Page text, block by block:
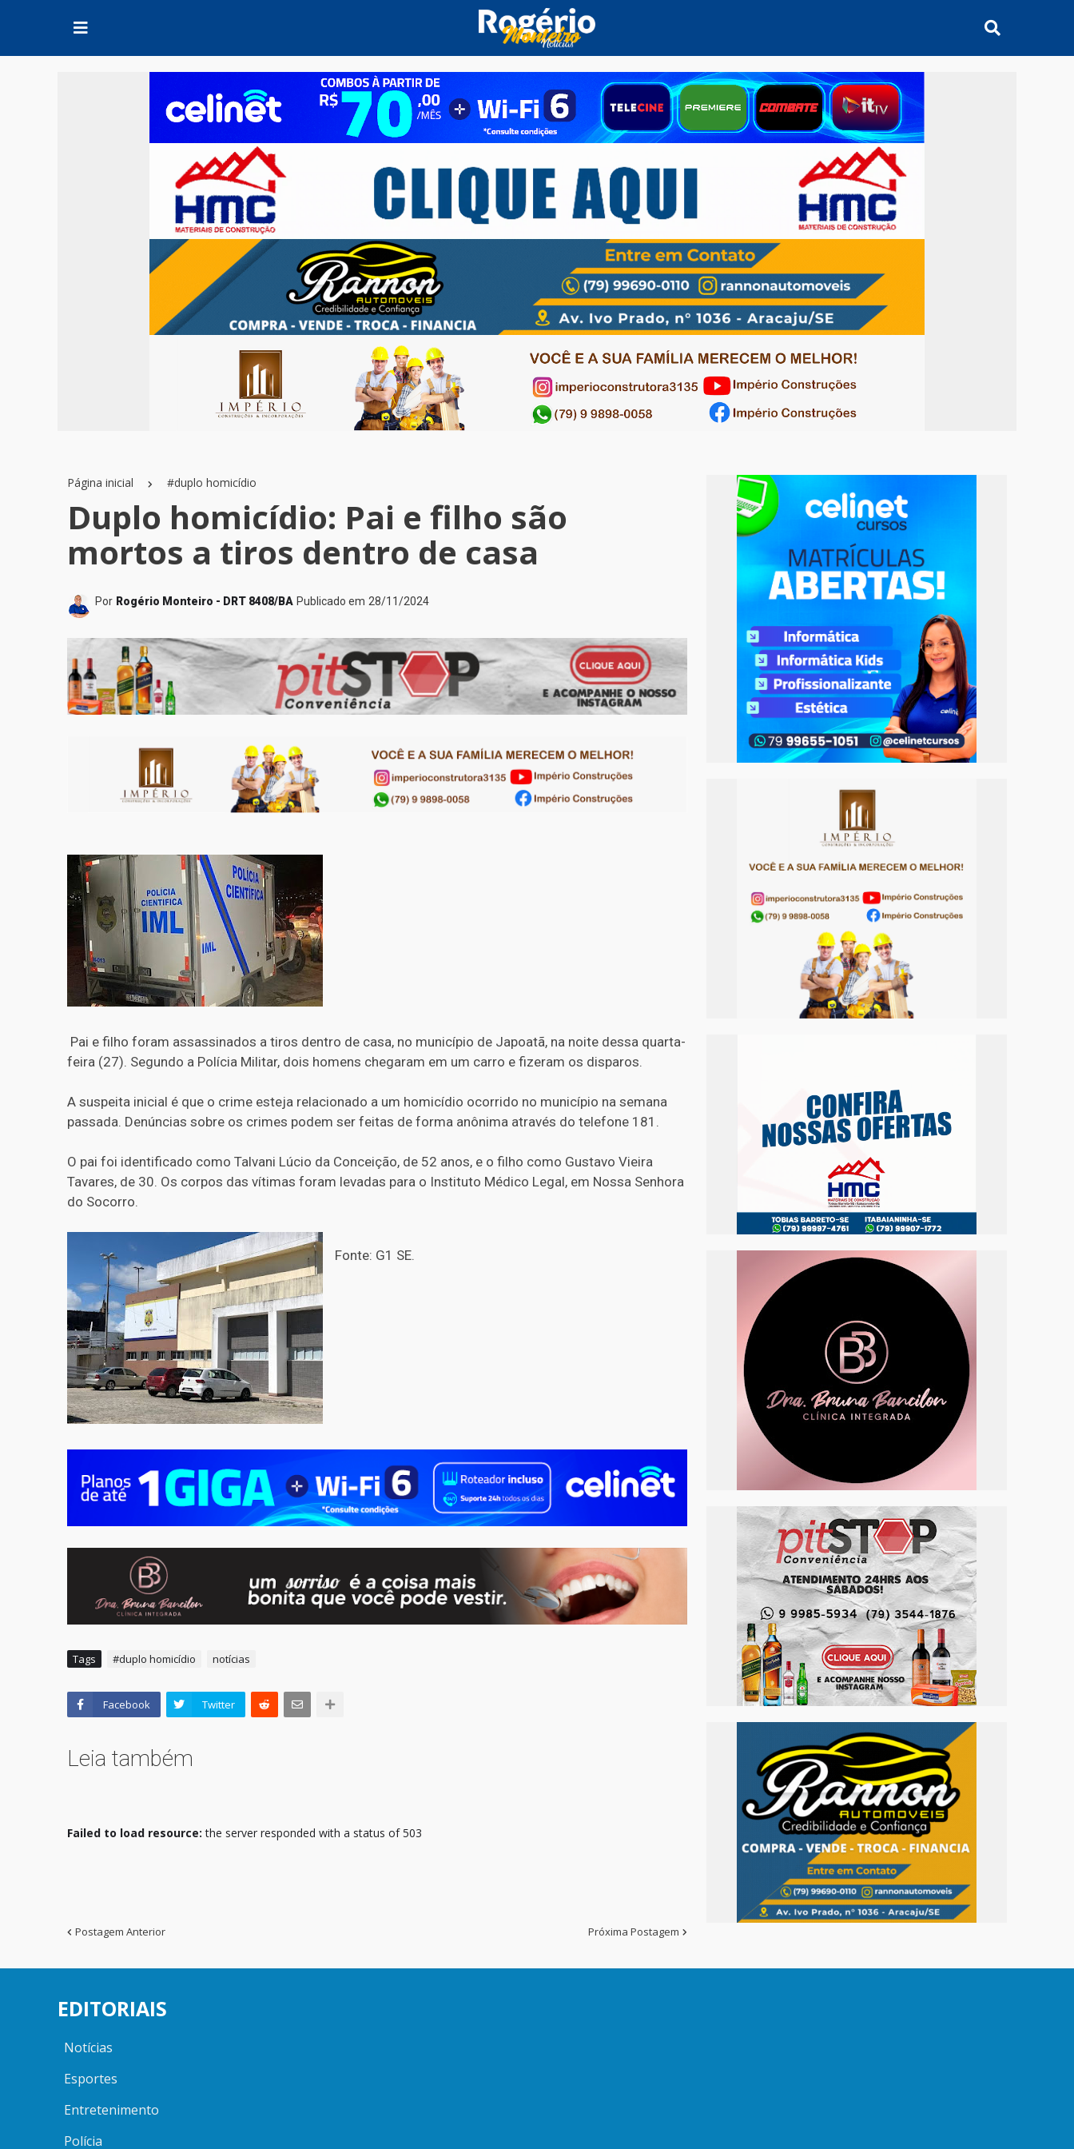
Página inicial #duplo homicídio
Duplo homicídio: Pai e filho são
mortos a tiros dentro de casa
Por Rogério Monteiro - DRT 8408/BA Publicado em 28/11/2024
Pai e filho foram assassinados a tiros dentro de casa, no município de Japoatã, na noite dessa quarta-
feira (27). Segundo a Polícia Militar, dois homens chegaram em um carro e fizeram os disparos.
A suspeita inicial é que o crime esteja relacionado a um homicídio ocorrido no município na semana
passada. Denúncias sobre os crimes podem ser feitas de forma anônima através do telefone 181.
O pai foi identificado como Talvani Lúcio da Conceição, de 52 anos, e o filho como Gustavo Vieira
Tavares, de 30. Os corpos das vítimas foram levadas para o Instituto Médico Legal, em Nossa Senhora
do Socorro.
Fonte: G1 SE.
Tags #duplo homicídio notícias
Facebook Twitter
Leia também
Failed to load resource: the server responded with a status of 503
Postagem Anterior Próxima Postagem
EDITORIAIS
Notícias
Esportes
Entretenimento
Polícia